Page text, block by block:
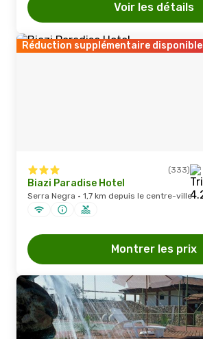
Voir les détails
Réduction supplémentaire disponible
(333)
Biazi Paradise Hotel
Serra Negra · 1,7 km depuis le centre-ville
Montrer les prix